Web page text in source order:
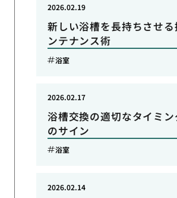
新しい浴槽を長持ちさせる
ンテナンス術
2026.02.19
浴室
浴槽交換の適切なタイミ
のサイン
2026.02.17
浴室
2026.02.14